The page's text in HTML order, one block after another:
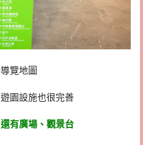
覽地圖
園設施也很完善
有廣場、觀景台